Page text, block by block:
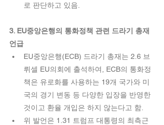
로 판단하고 있음.
3. EU중앙은행의 통화정책 관련 드라기 총재
언급
EU중앙은행(ECB) 드라기 총재는 2.6 브
뤼셀 EU의회에 출석하여, ECB의 통화정
책은 유로화를 사용하는 19개 국가와 미
국의 경기 변동 등 다양한 입장을 반영한
것이고 환율 개입은 하지 않는다고 함.
위 발언은 1.31 트럼프 대통령의 최측근